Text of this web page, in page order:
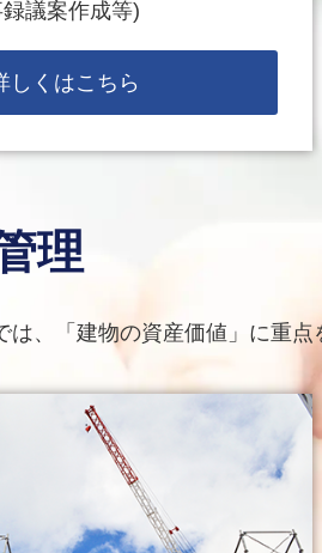
議案作成等)
しくはこちら
理
は、「建物の資産価値」に重